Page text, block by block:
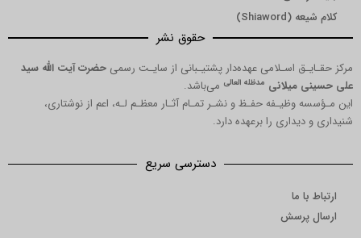
کلام شیعه (Shiaword)
حقوق نشر
مرکز حقـایـق اسـلامی عهده‌دار پشتیـبانی از سایـت رسمی حضرت آیت الله سید
علی حسینی میلانی مدظله العالی می‌باشد.
این مـؤسسه وظیـفه حفـظ و نشـر تمـام آثـار معظـم لـه، اعم از نوشتاری،
شنیداری و دیداری را برعهده دارد.
دسترسی سریع
ارتباط با ما
ارسال پرسش